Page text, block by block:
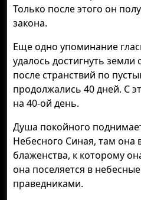
Только после этого он
закона.
Еще одно упоминание
удалось достигнуть
после странствий по
продолжались 40 дней. С
на 40-ой день.
Душа покойного
Небесного Синая, там она
блаженства, к которому
она поселяется в
праведниками.